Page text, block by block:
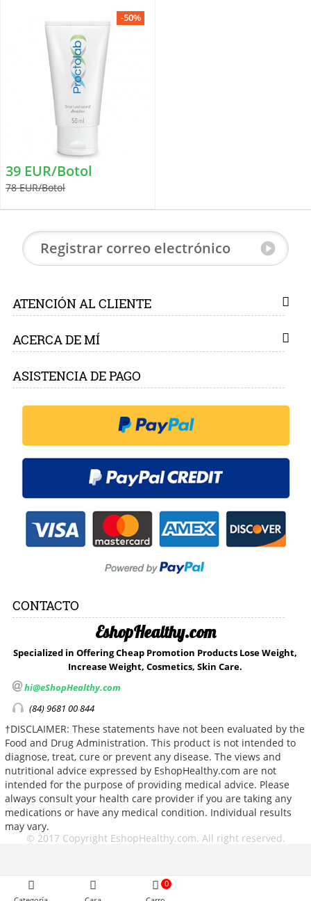
39 EUR/Botol
78 EUR/Botol
-50%
ATENCIÓN AL CLIENTE
ACERCA DE MÍ
ASISTENCIA DE PAGO
CONTACTO
EshopHealthy.com
Specialized in Offering Cheap Promotion Products Lose Weight,
Increase Weight, Cosmetics, Skin Care.
hi@eShopHealthy.com
(84) 9681 00 844
†DISCLAIMER: These statements have not been evaluated by the
Food and Drug Administration. This product is not intended to
diagnose, treat, cure or prevent any disease. The views and
nutritional advice expressed by EshopHealthy.com are not
intended for the purpose of providing medical advice. Please
always consult your health care provider if you are taking any
medications or have any medical condition. Individual results
may vary.
© 2017 Copyright EshopHealthy.com. All right reserved.
0